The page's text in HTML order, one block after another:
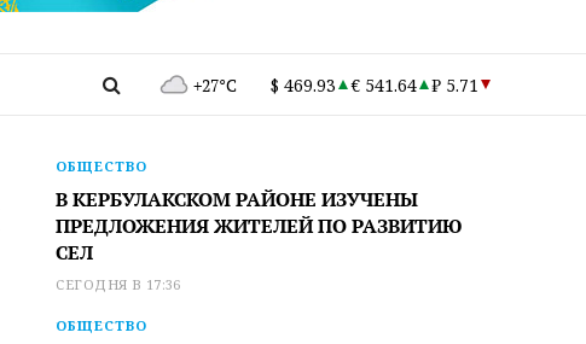
+27°C $ 469.93 € 541.64 ₽ 5.71
ОБЩЕСТВО
В КЕРБУЛАКСКОМ РАЙОНЕ ИЗУЧЕНЫ
ПРЕДЛОЖЕНИЯ ЖИТЕЛЕЙ ПО РАЗВИТИЮ
СЕЛ
СЕГОДНЯ В 17:36
ОБЩЕСТВО